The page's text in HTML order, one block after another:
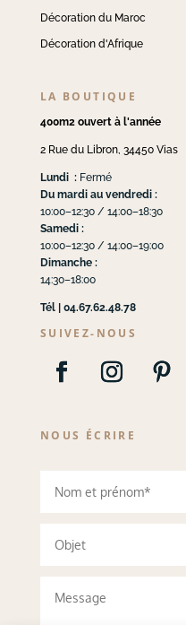
Décoration du Maroc
Décoration d'Afrique
LA BOUTIQUE
400m2 ouvert à l'année
2 Rue du Libron, 34450 Vias
Lundi :Fermé
Du mardi au vendredi :
10:00–12:30 / 14:00–18:30
Samedi :
10:00–12:30 / 14:00–19:00
Dimanche :
14:30–18:00
Tél | 04.67.62.48.78
SUIVEZ-NOUS
NOUS ÉCRIRE